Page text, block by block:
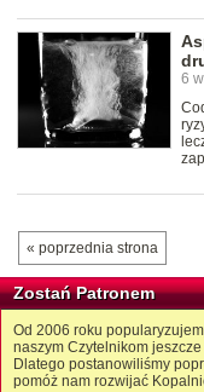
6
« poprzednia strona
Zostań Patronem
Od 2006 roku
naszym Czytelnikom
Dlatego postanowiliśmy
pomóż nam rozwijać